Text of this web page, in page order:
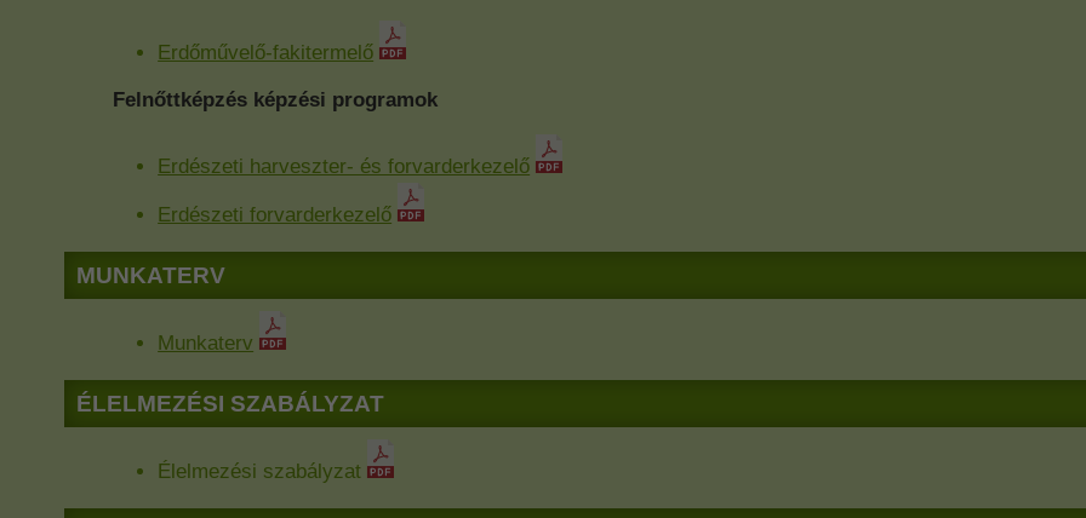
Erdőművelő-fakitermelő
Felnőttképzés képzési programok
Erdészeti harveszter- és forvarderkezelő
Erdészeti forvarderkezelő
MUNKATERV
Munkaterv
ÉLELMEZÉSI SZABÁLYZAT
Élelmezési szabályzat